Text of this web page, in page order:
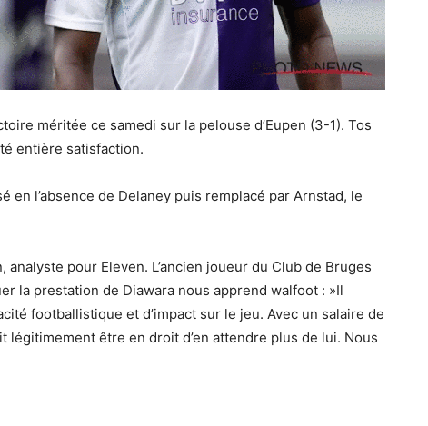
méritée ce samedi sur la pelouse d’Eupen (3-1). Tos
entière satisfaction.
en l’absence de Delaney puis remplacé par Arnstad, le
pour Eleven. L’ancien joueur du Club de Bruges
la prestation de Diawara nous apprend walfoot : »Il
footballistique et d’impact sur le jeu. Avec un salaire de
légitimement être en droit d’en attendre plus de lui. Nous